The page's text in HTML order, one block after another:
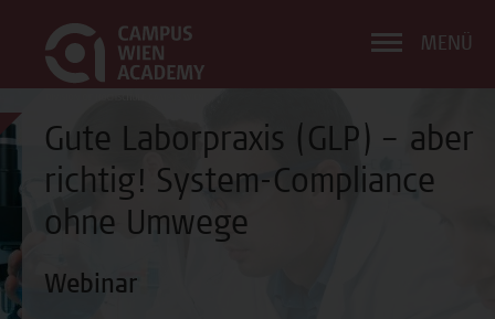
MENÜ
Gute Laborpraxis (GLP) – aber
richtig! System-Compliance
ohne Umwege
Webinar